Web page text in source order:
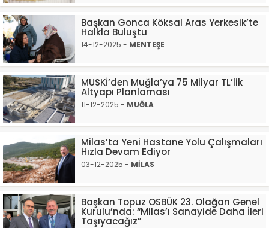
Başkan Gonca Köksal Aras Yerkesik’te
Halkla Buluştu
14-12-2025 - MENTEŞE
MUSKİ’den Muğla’ya 75 Milyar TL’lik
Altyapı Planlaması
11-12-2025 - MUĞLA
Milas’ta Yeni Hastane Yolu Çalışmaları
Hızla Devam Ediyor
03-12-2025 - MİLAS
Başkan Topuz OSBÜK 23. Olağan Genel
Kurulu’nda: “Milas’ı Sanayide Daha İleri
Taşıyacağız”